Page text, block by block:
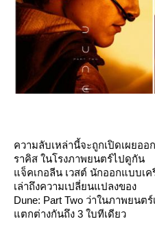
ความลับเหล่านี้จะถูกเปิดเผยอ
ราคิส ในโรงภาพยนตร์ไปดูกัน
จ็คเกอลีน เวสต์ นักออกแบบเค
เล่าถึงความเปลี่ยนแปลงของ
Dune: Part Two ว่าในภาพยนต
ตกต่างกันถึง 3 ใบทีเดียว